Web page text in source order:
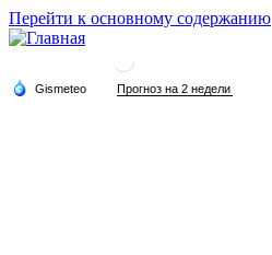
Перейти к основному содержанию